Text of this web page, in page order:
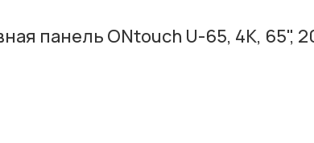
панель ONtouch U-65, 4К, 65",